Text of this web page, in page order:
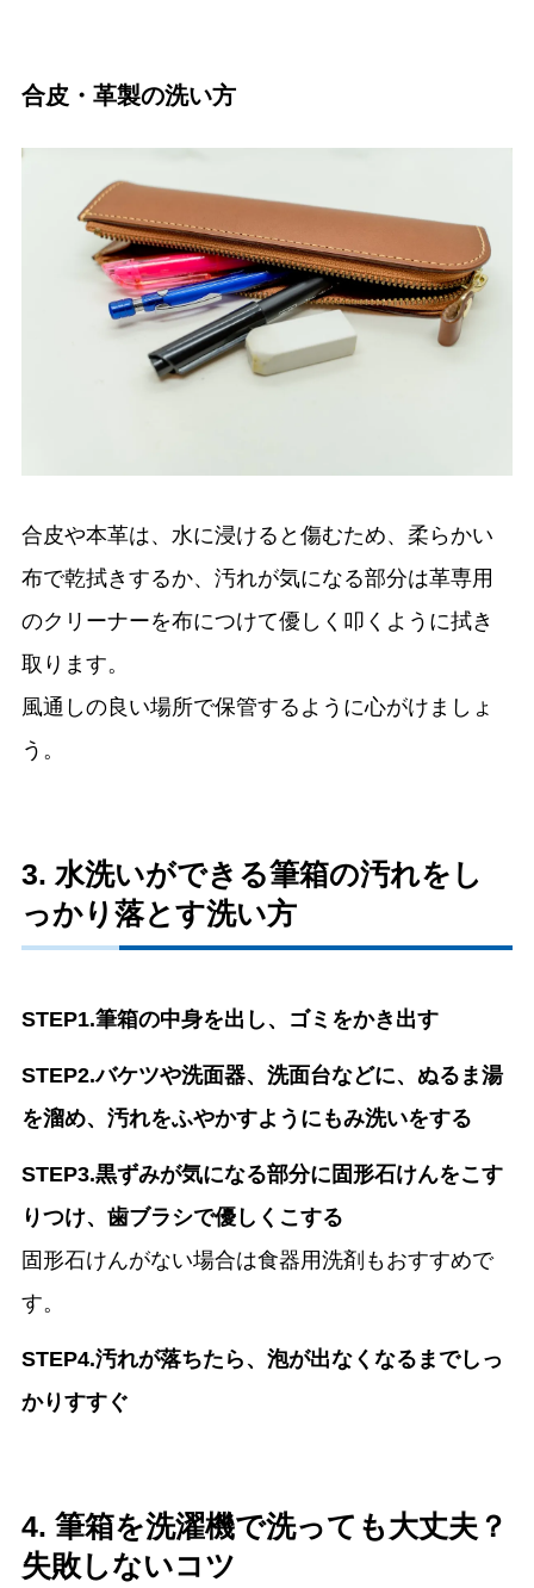
合皮・革製の洗い方
合皮や本革は、水に浸けると傷むため、柔らかい
布で乾拭きするか、汚れが気になる部分は革専用
のクリーナーを布につけて優しく叩くように拭き
取ります。
風通しの良い場所で保管するように心がけましょ
う。
3. 水洗いができる筆箱の汚れをし
っかり落とす洗い方
STEP1.筆箱の中身を出し、ゴミをかき出す
STEP2.バケツや洗面器、洗面台などに、ぬるま湯
を溜め、汚れをふやかすようにもみ洗いをする
STEP3.黒ずみが気になる部分に固形石けんをこす
りつけ、歯ブラシで優しくこする
固形石けんがない場合は食器用洗剤もおすすめで
す。
STEP4.汚れが落ちたら、泡が出なくなるまでしっ
かりすすぐ
4. 筆箱を洗濯機で洗っても大丈夫？
失敗しないコツ